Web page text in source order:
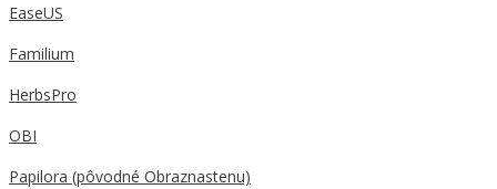
EaseUS
Familium
HerbsPro
OBI
Papilora (pôvodné Obraznastenu)